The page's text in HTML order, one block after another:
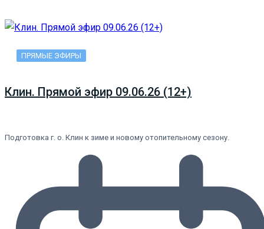
ПРЯМЫЕ ЭФИРЫ
Клин. Прямой эфир 09.06.26 (12+)
Подготовка г. о. Клин к зиме и новому отопительному сезону.